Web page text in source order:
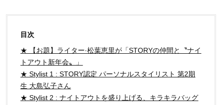
目次
★ 【お題】ライター·松葉恵里が「STORYの仲間と〝ナイ
トアウト新年会〟」
★ Stylist 1 : STORY認定 パーソナルスタイリスト 第2期
生 大島弘子さん
★ Stylist 2 : ナイトアウトを盛り上げる、キラキラバッグ